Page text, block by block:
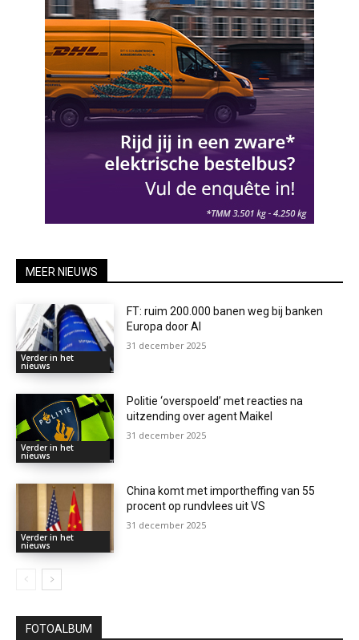
MEER NIEUWS
Verder in het
nieuws
FT: ruim 200.000 banen weg bij banken
Europa door AI
31 december 2025
Verder in het
nieuws
Politie ‘overspoeld’ met reacties na
uitzending over agent Maikel
31 december 2025
Verder in het
nieuws
China komt met importheffing van 55
procent op rundvlees uit VS
31 december 2025
FOTOALBUM